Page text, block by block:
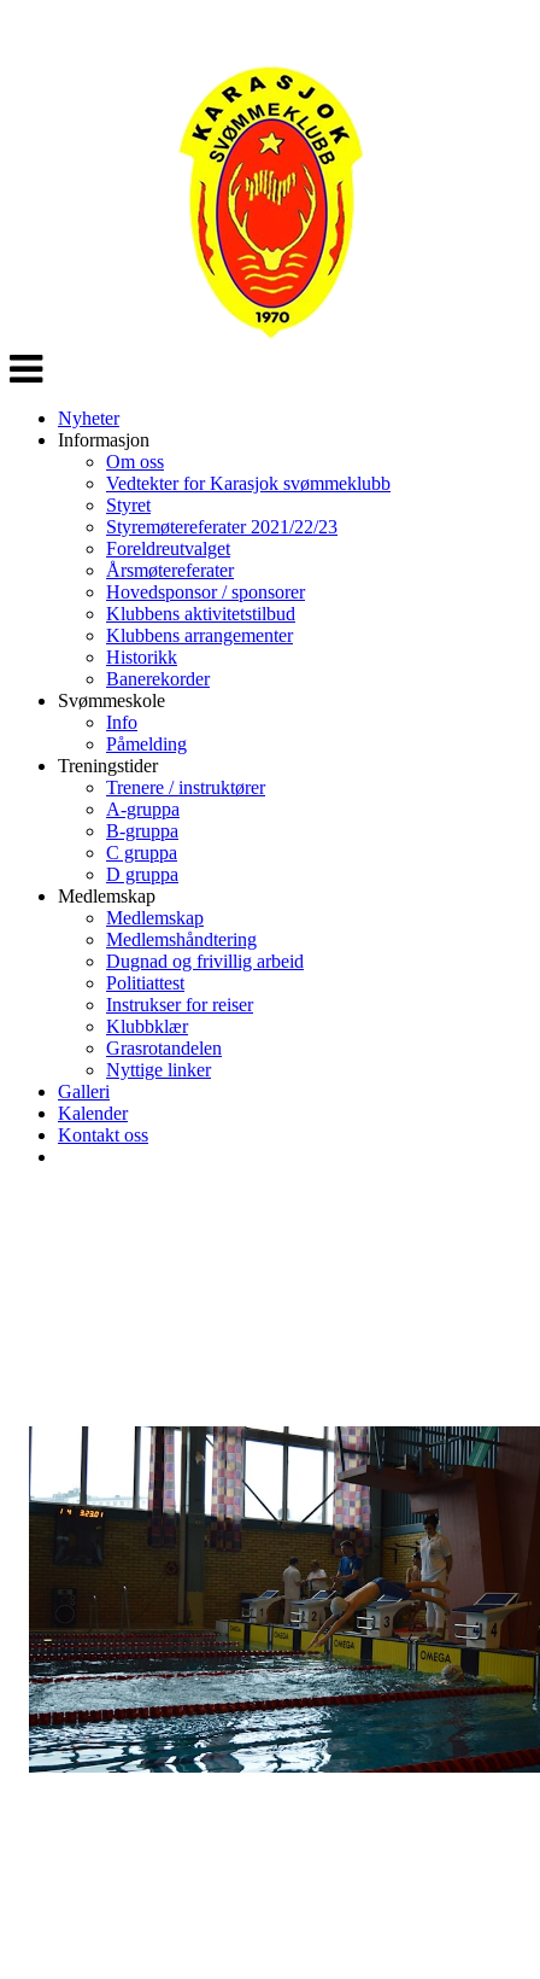
Veksle
navigasjon
Nyheter
Informasjon
Om oss
Vedtekter for Karasjok svømmeklubb
Styret
Styremøtereferater 2021/22/23
Foreldreutvalget
Årsmøtereferater
Hovedsponsor / sponsorer
Klubbens aktivitetstilbud
Klubbens arrangementer
Historikk
Banerekorder
Svømmeskole
Info
Påmelding
Treningstider
Trenere / instruktører
A-gruppa
B-gruppa
C gruppa
D gruppa
Medlemskap
Medlemskap
Medlemshåndtering
Dugnad og frivillig arbeid
Politiattest
Instrukser for reiser
Klubbklær
Grasrotandelen
Nyttige linker
Galleri
Kalender
Kontakt oss